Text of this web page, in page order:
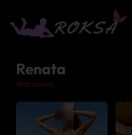
Renata
Warszawa